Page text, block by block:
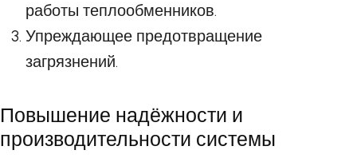
работы теплообменников.
Упреждающее предотвращение
загрязнений.
Повышение надёжности и
производительности системы